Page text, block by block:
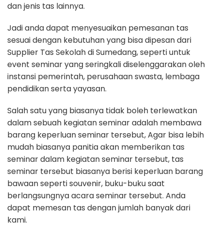
dan jenis tas lainnya.
Jadi anda dapat menyesuaikan pemesanan tas
sesuai dengan kebutuhan yang bisa dipesan dari
Supplier Tas Sekolah di Sumedang, seperti untuk
event seminar yang seringkali diselenggarakan oleh
instansi pemerintah, perusahaan swasta, lembaga
pendidikan serta yayasan.
Salah satu yang biasanya tidak boleh terlewatkan
dalam sebuah kegiatan seminar adalah membawa
barang keperluan seminar tersebut, Agar bisa lebih
mudah biasanya panitia akan memberikan tas
seminar dalam kegiatan seminar tersebut, tas
seminar tersebut biasanya berisi keperluan barang
bawaan seperti souvenir, buku-buku saat
berlangsungnya acara seminar tersebut. Anda
dapat memesan tas dengan jumlah banyak dari
kami.